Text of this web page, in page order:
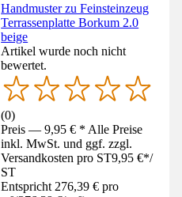
Handmuster zu Feinsteinzeug
Terrassenplatte Borkum 2.0
beige
Artikel wurde noch nicht
bewertet.
(0)
Preis — 9,95 € * Alle Preise
inkl. MwSt. und ggf. zzgl.
Versandkosten pro ST9,95 €*/
ST
Entspricht 276,39 € pro